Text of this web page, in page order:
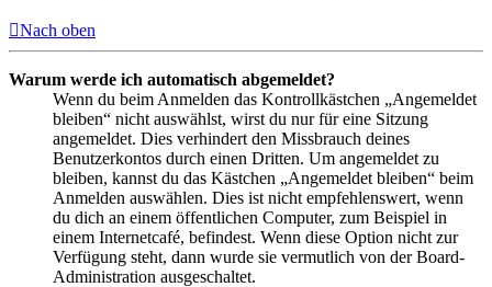
Nach oben
Warum werde ich automatisch abgemeldet?
Wenn du beim Anmelden das Kontrollkästchen „Angemeldet
bleiben“ nicht auswählst, wirst du nur für eine Sitzung
angemeldet. Dies verhindert den Missbrauch deines
Benutzerkontos durch einen Dritten. Um angemeldet zu
bleiben, kannst du das Kästchen „Angemeldet bleiben“ beim
Anmelden auswählen. Dies ist nicht empfehlenswert, wenn
du dich an einem öffentlichen Computer, zum Beispiel in
einem Internetcafé, befindest. Wenn diese Option nicht zur
Verfügung steht, dann wurde sie vermutlich von der Board-
Administration ausgeschaltet.